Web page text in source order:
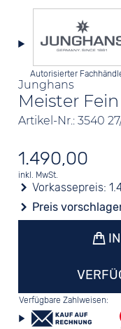
Junghans
Meister
Artikel-Nr.: 3540
Autorisierter
1.490,00
inkl. MwSt.
Vorkassepreis:
Preis
Verfügbare Zahlweisen: